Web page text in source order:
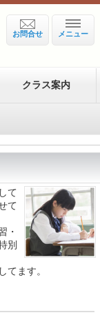
メニュー
お問合せ
クラス案内
て
て
・
別
てます。